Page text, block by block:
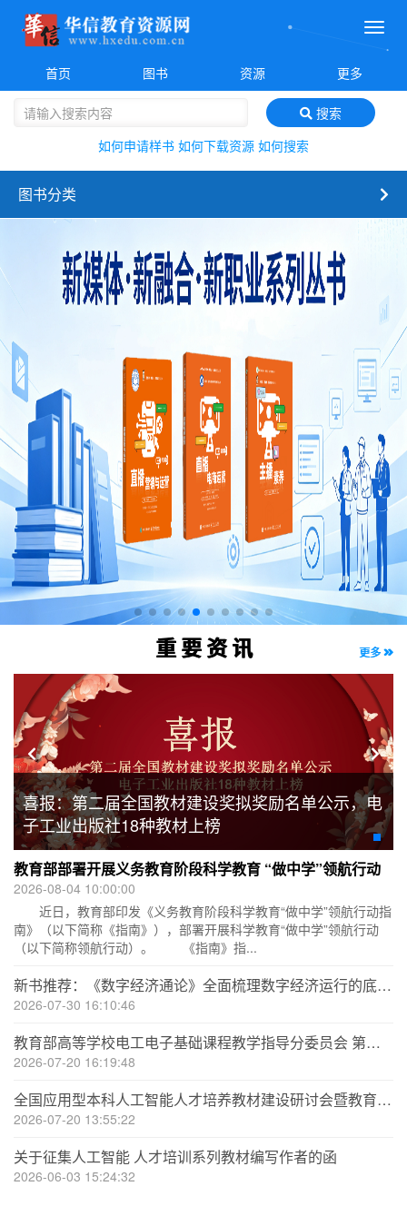
菜
首页
图书 资源 更多
搜索
如何申请样书 如何下载资源 如何搜索
图书分类
重 要 资 讯 更多
喜报：第二届全国教材建设奖拟奖励名单公示，电
子工业出版社18种教材上榜
教育部部署开展义务教育阶段科学教育 “做中学”领航行动
2026-08-04 10:00:00
近日，教育部印发《义务教育阶段科学教育“做中学”领航行动指
南》（以下简称《指南》），部署开展科学教育“做中学”领航行动
（以下简称领航行动）。 《指南》指...
新书推荐：《数字经济通论》全面梳理数字经济运行的底层逻辑
2026-07-30 16:10:46
教育部高等学校电工电子基础课程教学指导分委员会 第五届电工电子课程西部行暨 西南地区高校电子技术、 电子线路课程教学研究会第十一届年会
2026-07-20 16:19:48
全国应用型本科人工智能人才培养教材建设研讨会暨教育部自然语言处理课程群虚拟教研室教学年会
2026-07-20 13:55:22
关于征集人工智能 人才培训系列教材编写作者的函
2026-06-03 15:24:32